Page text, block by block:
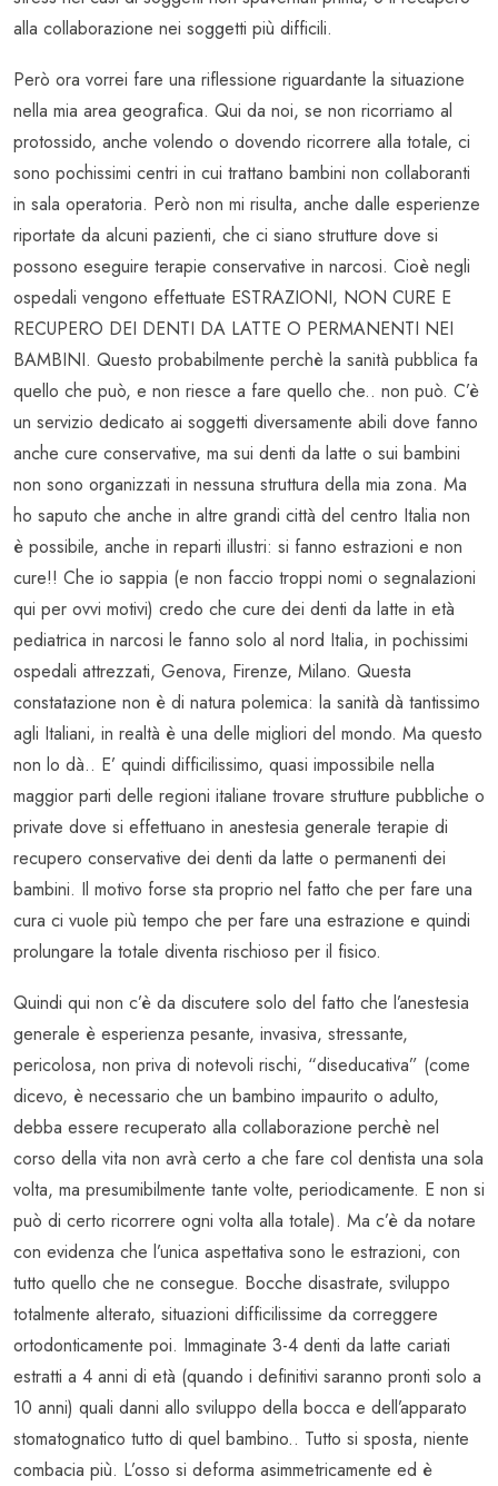
alla collaborazione nei soggetti più difficili.
Però ora vorrei fare una riflessione riguardante la situazione
nella mia area geografica. Qui da noi, se non ricorriamo al
protossido, anche volendo o dovendo ricorrere alla totale, ci
sono pochissimi centri in cui trattano bambini non collaboranti
in sala operatoria. Però non mi risulta, anche dalle esperienze
riportate da alcuni pazienti, che ci siano strutture dove si
possono eseguire terapie conservative in narcosi. Cioè negli
ospedali vengono effettuate ESTRAZIONI, NON CURE E
RECUPERO DEI DENTI DA LATTE O PERMANENTI NEI
BAMBINI. Questo probabilmente perchè la sanità pubblica fa
quello che può, e non riesce a fare quello che.. non può. C’è
un servizio dedicato ai soggetti diversamente abili dove fanno
anche cure conservative, ma sui denti da latte o sui bambini
non sono organizzati in nessuna struttura della mia zona. Ma
ho saputo che anche in altre grandi città del centro Italia non
è possibile, anche in reparti illustri: si fanno estrazioni e non
cure!! Che io sappia (e non faccio troppi nomi o segnalazioni
qui per ovvi motivi) credo che cure dei denti da latte in età
pediatrica in narcosi le fanno solo al nord Italia, in pochissimi
ospedali attrezzati, Genova, Firenze, Milano. Questa
constatazione non è di natura polemica: la sanità dà tantissimo
agli Italiani, in realtà è una delle migliori del mondo. Ma questo
non lo dà.. E’ quindi difficilissimo, quasi impossibile nella
maggior parti delle regioni italiane trovare strutture pubbliche o
private dove si effettuano in anestesia generale terapie di
recupero conservative dei denti da latte o permanenti dei
bambini. Il motivo forse sta proprio nel fatto che per fare una
cura ci vuole più tempo che per fare una estrazione e quindi
prolungare la totale diventa rischioso per il fisico.
Quindi qui non c’è da discutere solo del fatto che l’anestesia
generale è esperienza pesante, invasiva, stressante,
pericolosa, non priva di notevoli rischi, “diseducativa” (come
dicevo, è necessario che un bambino impaurito o adulto,
debba essere recuperato alla collaborazione perchè nel
corso della vita non avrà certo a che fare col dentista una sola
volta, ma presumibilmente tante volte, periodicamente. E non si
può di certo ricorrere ogni volta alla totale). Ma c’è da notare
con evidenza che l’unica aspettativa sono le estrazioni, con
tutto quello che ne consegue. Bocche disastrate, sviluppo
totalmente alterato, situazioni difficilissime da correggere
ortodonticamente poi. Immaginate 3-4 denti da latte cariati
estratti a 4 anni di età (quando i definitivi saranno pronti solo a
10 anni) quali danni allo sviluppo della bocca e dell’apparato
stomatognatico tutto di quel bambino.. Tutto si sposta, niente
combacia più. L’osso si deforma asimmetricamente ed è